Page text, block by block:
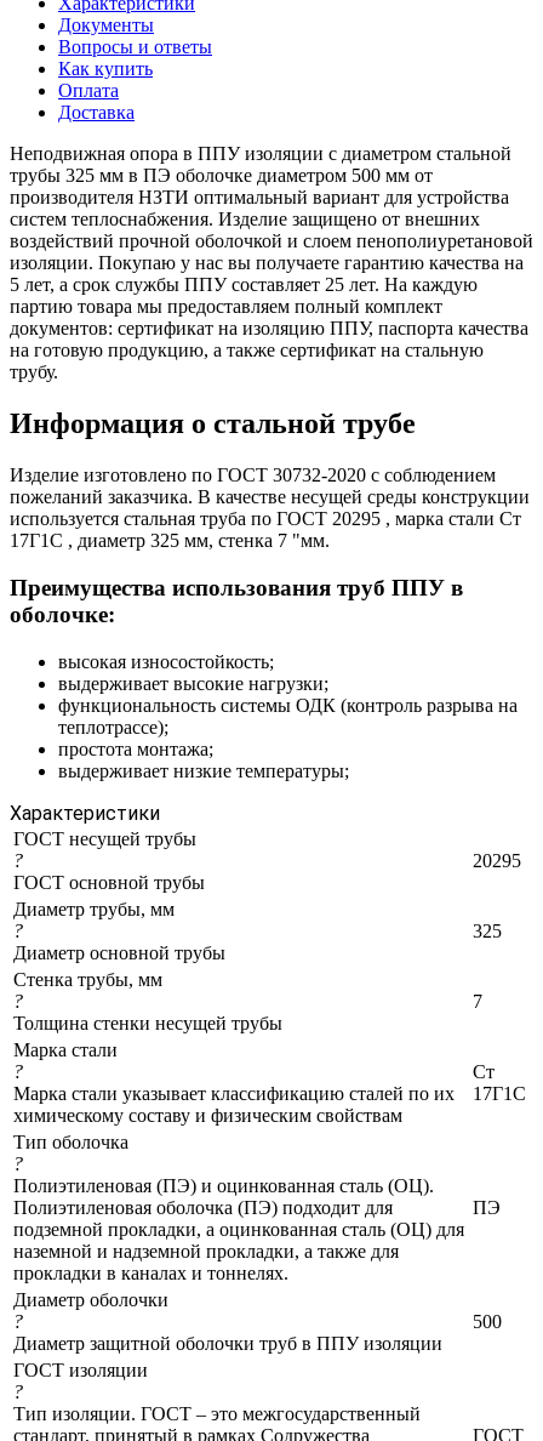
Документы
Вопросы и ответы
Как купить
Оплата
Доставка
Неподвижная опора в ППУ изоляции с диаметром стальной
трубы 325 мм в ПЭ оболочке диаметром 500 мм от
производителя НЗТИ оптимальный вариант для устройства
систем теплоснабжения. Изделие защищено от внешних
воздействий прочной оболочкой и слоем пенополиуретановой
изоляции. Покупаю у нас вы получаете гарантию качества на
5 лет, а срок службы ППУ составляет 25 лет. На каждую
партию товара мы предоставляем полный комплект
документов: сертификат на изоляцию ППУ, паспорта качества
на готовую продукцию, а также сертификат на стальную
трубу.
Информация о стальной трубе
Изделие изготовлено по ГОСТ 30732-2020 с соблюдением
пожеланий заказчика. В качестве несущей среды конструкции
используется стальная труба по ГОСТ 20295 , марка стали Ст
17Г1С , диаметр 325 мм, стенка 7 "мм.
Преимущества использования труб ППУ в
оболочке:
высокая износостойкость;
выдерживает высокие нагрузки;
функциональность системы ОДК (контроль разрыва на
теплотрассе);
простота монтажа;
выдерживает низкие температуры;
Характеристики
ГОСТ несущей трубы
?
ГОСТ основной трубы
20295
Диаметр трубы, мм
?
Диаметр основной трубы
325
Стенка трубы, мм
?
Толщина стенки несущей трубы
7
Марка стали
?
Марка стали указывает классификацию сталей по их
химическому составу и физическим свойствам
Ст
17Г1С
Тип оболочка
?
Полиэтиленовая (ПЭ) и оцинкованная сталь (ОЦ).
Полиэтиленовая оболочка (ПЭ) подходит для
подземной прокладки, а оцинкованная сталь (ОЦ) для
наземной и надземной прокладки, а также для
прокладки в каналах и тоннелях.
ПЭ
Диаметр оболочки
?
Диаметр защитной оболочки труб в ППУ изоляции
500
ГОСТ изоляции
?
Тип изоляции. ГОСТ – это межгосударственный
стандарт, принятый в рамках Содружества
ГОСТ